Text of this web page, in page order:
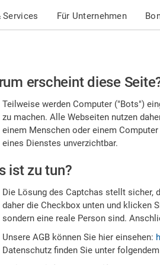
Services Für Unternehmen
erscheint diese
Teilweise werden Computer ("Bots")
zu machen. Alle Webseiten nutzen
einem Menschen oder einem
eines Dienstes unverzichtbar.
ist zu tun?
Die Lösung des Captchas stellt
daher die Checkbox unten und klicken
sondern eine reale Person sind.
Unsere AGB können Sie hier einsehen:
Datenschutz finden Sie unter